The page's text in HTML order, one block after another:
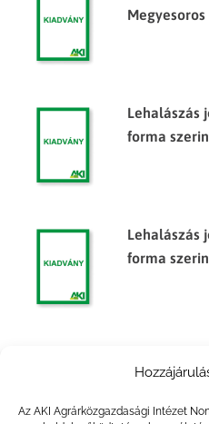
Az AKI Agrárközgazdasági Intézet
Lehalászás
forma
Lehalászás
forma
forma